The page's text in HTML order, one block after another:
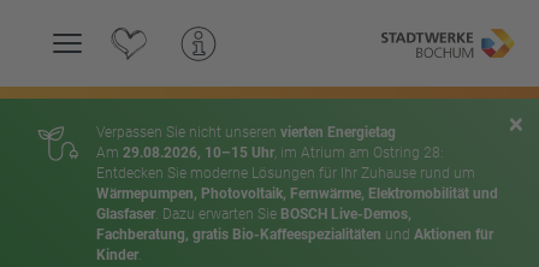
×
Verpassen Sie nicht unseren vierten Energietag
Am 29.08.2026, 10–15 Uhr, im Atrium am Ostring 28:
Entdecken Sie moderne Lösungen für Ihr Zuhause rund um
Wärmepumpen, Photovoltaik, Fernwärme, Elektromobilität und
Glasfaser. Dazu erwarten Sie BOSCH Live-Demos,
Fachberatung, gratis Bio-Kaffeespezialitäten und Aktionen für
Kinder.
Hauptnavigation